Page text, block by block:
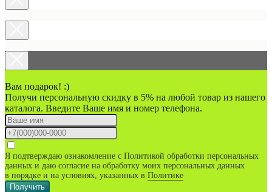
Вам подарок! :)
Получи персональную скидку в 5% на любой товар из нашего
каталога. Введите Ваше имя и номер телефона.
Я подтверждаю ознакомление с Политикой обработки персональных
данных и даю согласие на обработку моих персональных данных
в порядке и на условиях, указанных в Политике
Получить